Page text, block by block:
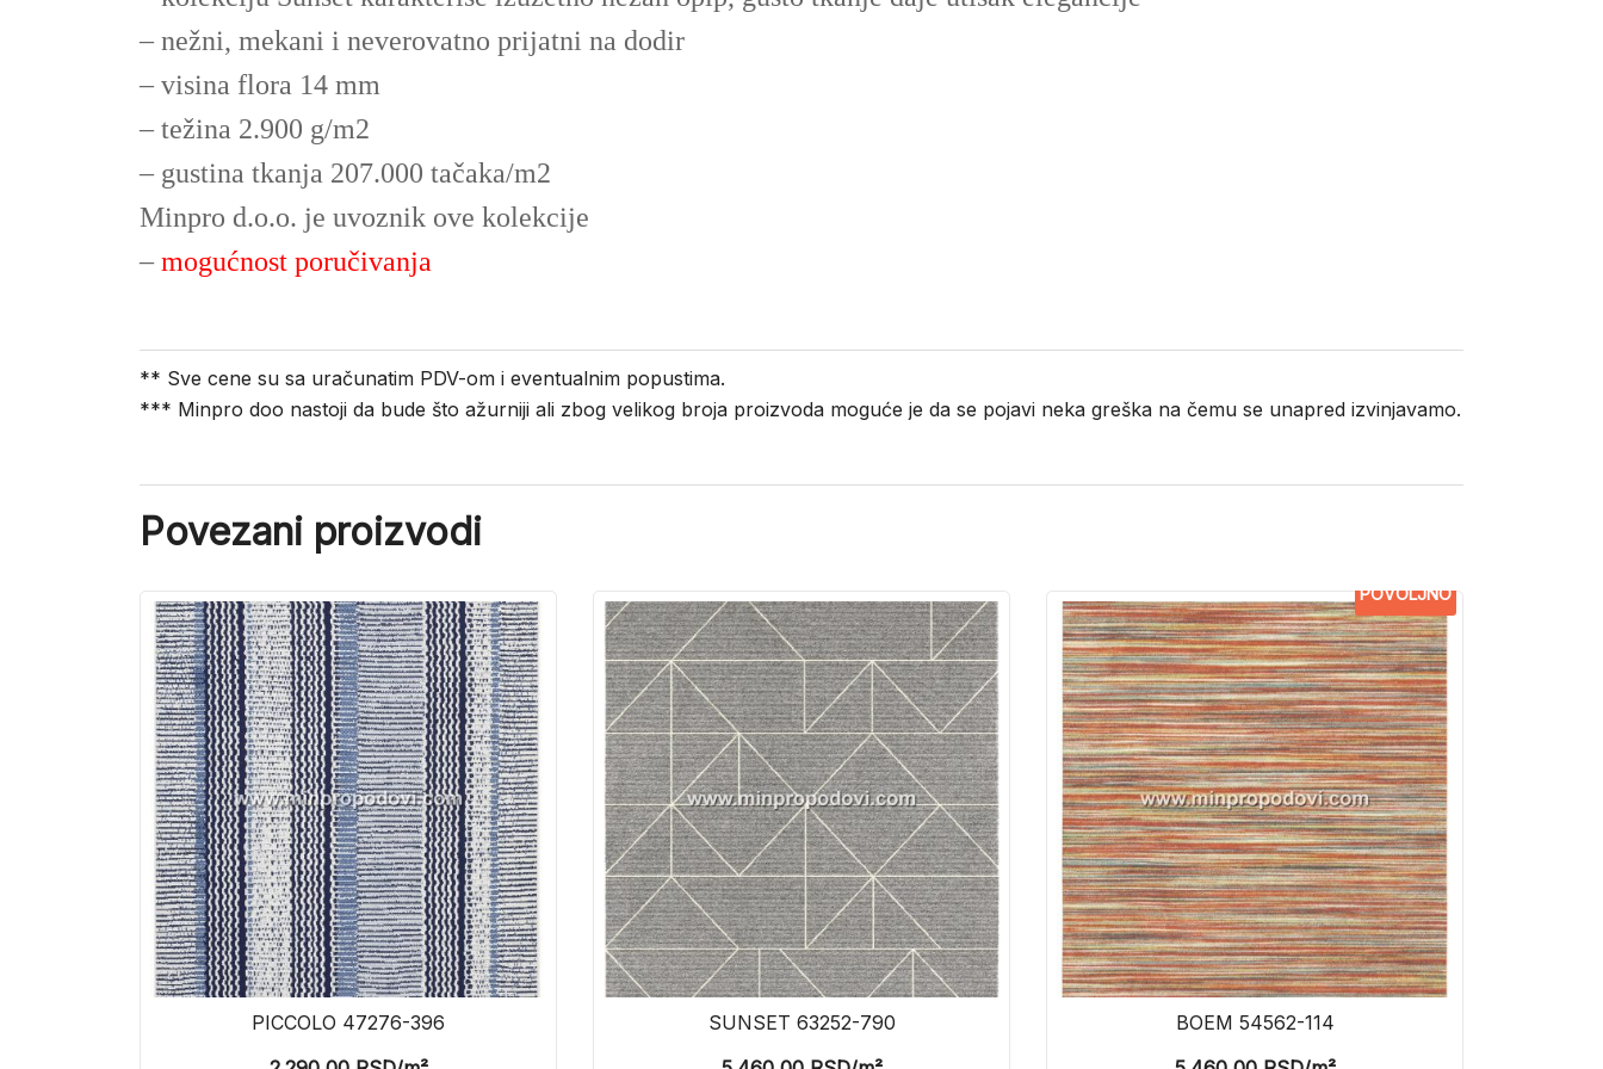
– nežni, mekani i neverovatno prijatni na dodir
– visina flora 14 mm
– težina 2.900 g/m2
– gustina tkanja 207.000 tačaka/m2
Minpro d.o.o. je uvoznik ove kolekcije
–mogućnost poručivanja
** Sve cene su sa uračunatim PDV-om i eventualnim popustima.
*** Minpro doo nastoji da bude što ažurniji ali zbog velikog broja proizvoda moguće je da se pojavi neka greška na čemu se unapred izvinjavamo.
Povezani proizvodi
PICCOLO 47276-396
SUNSET 63252-790
POVOLJNO
BOEM 54562-114